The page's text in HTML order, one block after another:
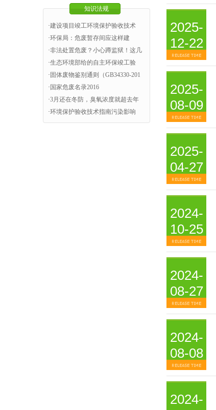
知识法规
·建设项目竣工环境保护验收技术
·环保局：危废暂存间应这样建
·非法处置危废？小心蹲监狱！这几
·生态环境部给的自主环保竣工验
· 固体废物鉴别通则（GB34330-201
· 国家危废名录2016
·3月还在冬防，臭氧浓度就超去年
·环境保护验收技术指南污染影响
2025-
12-22
2025-
08-09
2025-
04-27
2024-
10-25
2024-
08-27
2024-
08-08
2024-